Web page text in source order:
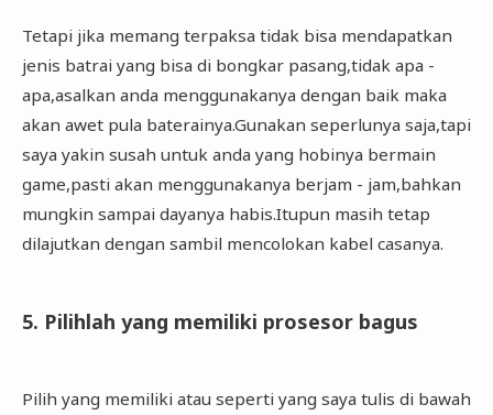
Tetapi jika memang terpaksa tidak bisa mendapatkan
jenis batrai yang bisa di bongkar pasang,tidak apa -
apa,asalkan anda menggunakanya dengan baik maka
akan awet pula baterainya.Gunakan seperlunya saja,tapi
saya yakin susah untuk anda yang hobinya bermain
game,pasti akan menggunakanya berjam - jam,bahkan
mungkin sampai dayanya habis.Itupun masih tetap
dilajutkan dengan sambil mencolokan kabel casanya.
5. Pilihlah yang memiliki prosesor bagus
Pilih yang memiliki atau seperti yang saya tulis di bawah